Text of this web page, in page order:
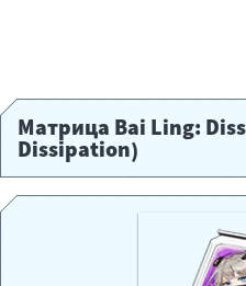
Матрица Bai Ling:
Dissipation)